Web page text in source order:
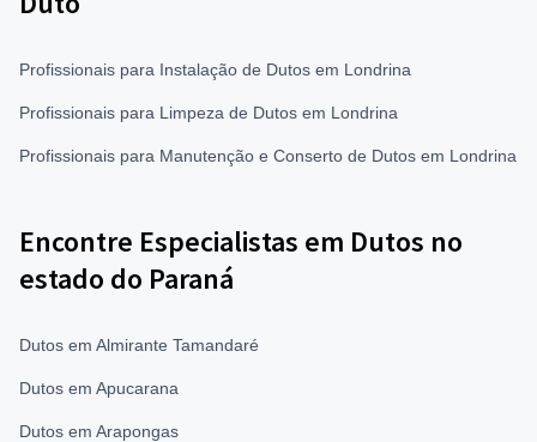
Profissionais para Instalação de Dutos em Londrina
Profissionais para Limpeza de Dutos em Londrina
Profissionais para Manutenção e Conserto de Dutos em Londrina
Encontre Especialistas em Dutos no
estado do Paraná
Dutos em Almirante Tamandaré
Dutos em Apucarana
Dutos em Arapongas